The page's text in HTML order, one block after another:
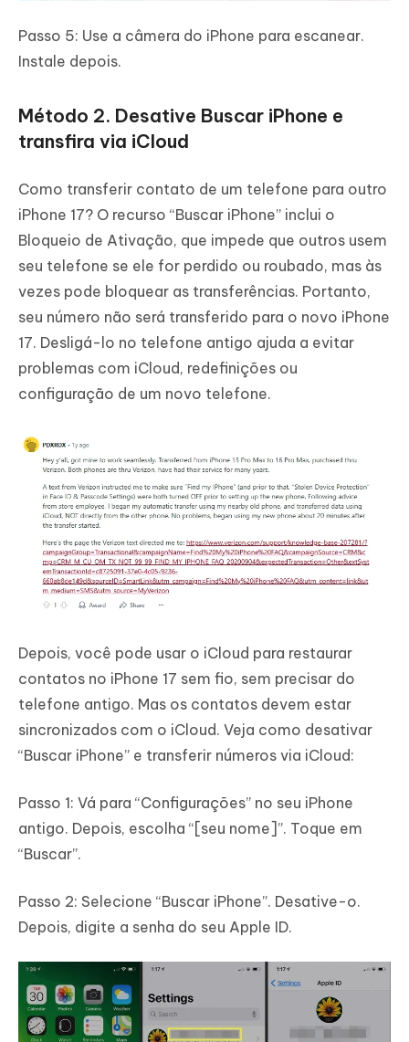
Passo 5: Use a câmera do iPhone para escanear.
Instale depois.
Método 2. Desative Buscar iPhone e
transfira via iCloud
Como transferir contato de um telefone para outro
iPhone 17? O recurso “Buscar iPhone” inclui o
Bloqueio de Ativação, que impede que outros usem
seu telefone se ele for perdido ou roubado, mas às
vezes pode bloquear as transferências. Portanto,
seu número não será transferido para o novo iPhone
17. Desligá-lo no telefone antigo ajuda a evitar
problemas com iCloud, redefinições ou
configuração de um novo telefone.
Depois, você pode usar o iCloud para restaurar
contatos no iPhone 17 sem fio, sem precisar do
telefone antigo. Mas os contatos devem estar
sincronizados com o iCloud. Veja como desativar
“Buscar iPhone” e transferir números via iCloud:
Passo 1: Vá para “Configurações” no seu iPhone
antigo. Depois, escolha “[seu nome]”. Toque em
“Buscar”.
Passo 2: Selecione “Buscar iPhone”. Desative-o.
Depois, digite a senha do seu Apple ID.